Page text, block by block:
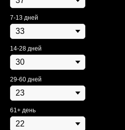
7-13 дней
14-28 дней
29-60 дней
61+ день